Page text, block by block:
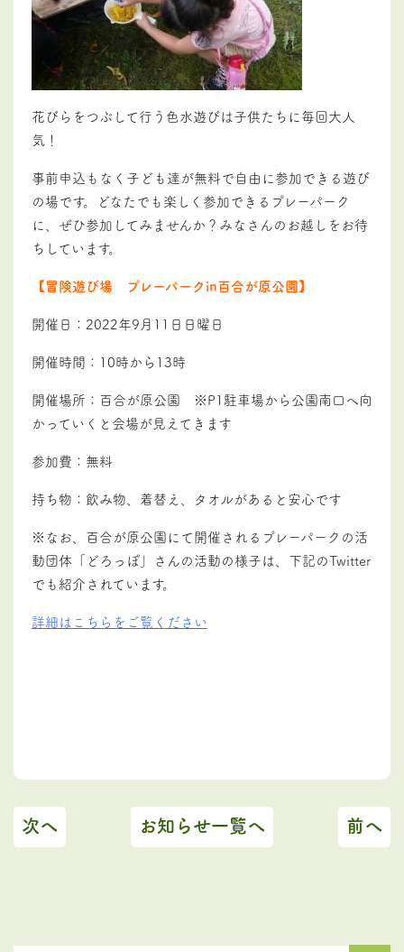
花びらをつぶして行う色水遊びは子供たちに毎回大人
気！
事前申込もなく子ども達が無料で自由に参加できる遊び
の場です。
どなたでも楽しく参加できるプレーパーク
に、ぜひ参加してみませんか？みなさんのお越しをお待
ちしています。
【冒険遊び場 プレーパークin百合が原公園】
開催日：2022年9月11日日曜日
開催時間：10時から13時
開催場所：百合が原公園 ※P1駐車場から公園南口へ向
かっていくと会場が見えてきます
参加費：無料
持ち物：飲み物、着替え、タオルがあると安心です
※なお、百合が原公園にて開催されるプレーパークの活
動団体「どろっぽ」さんの活動の様子は、下記のTwitter
でも紹介されています。
詳細はこちらをご覧ください
次へ お知らせ一覧へ 前へ